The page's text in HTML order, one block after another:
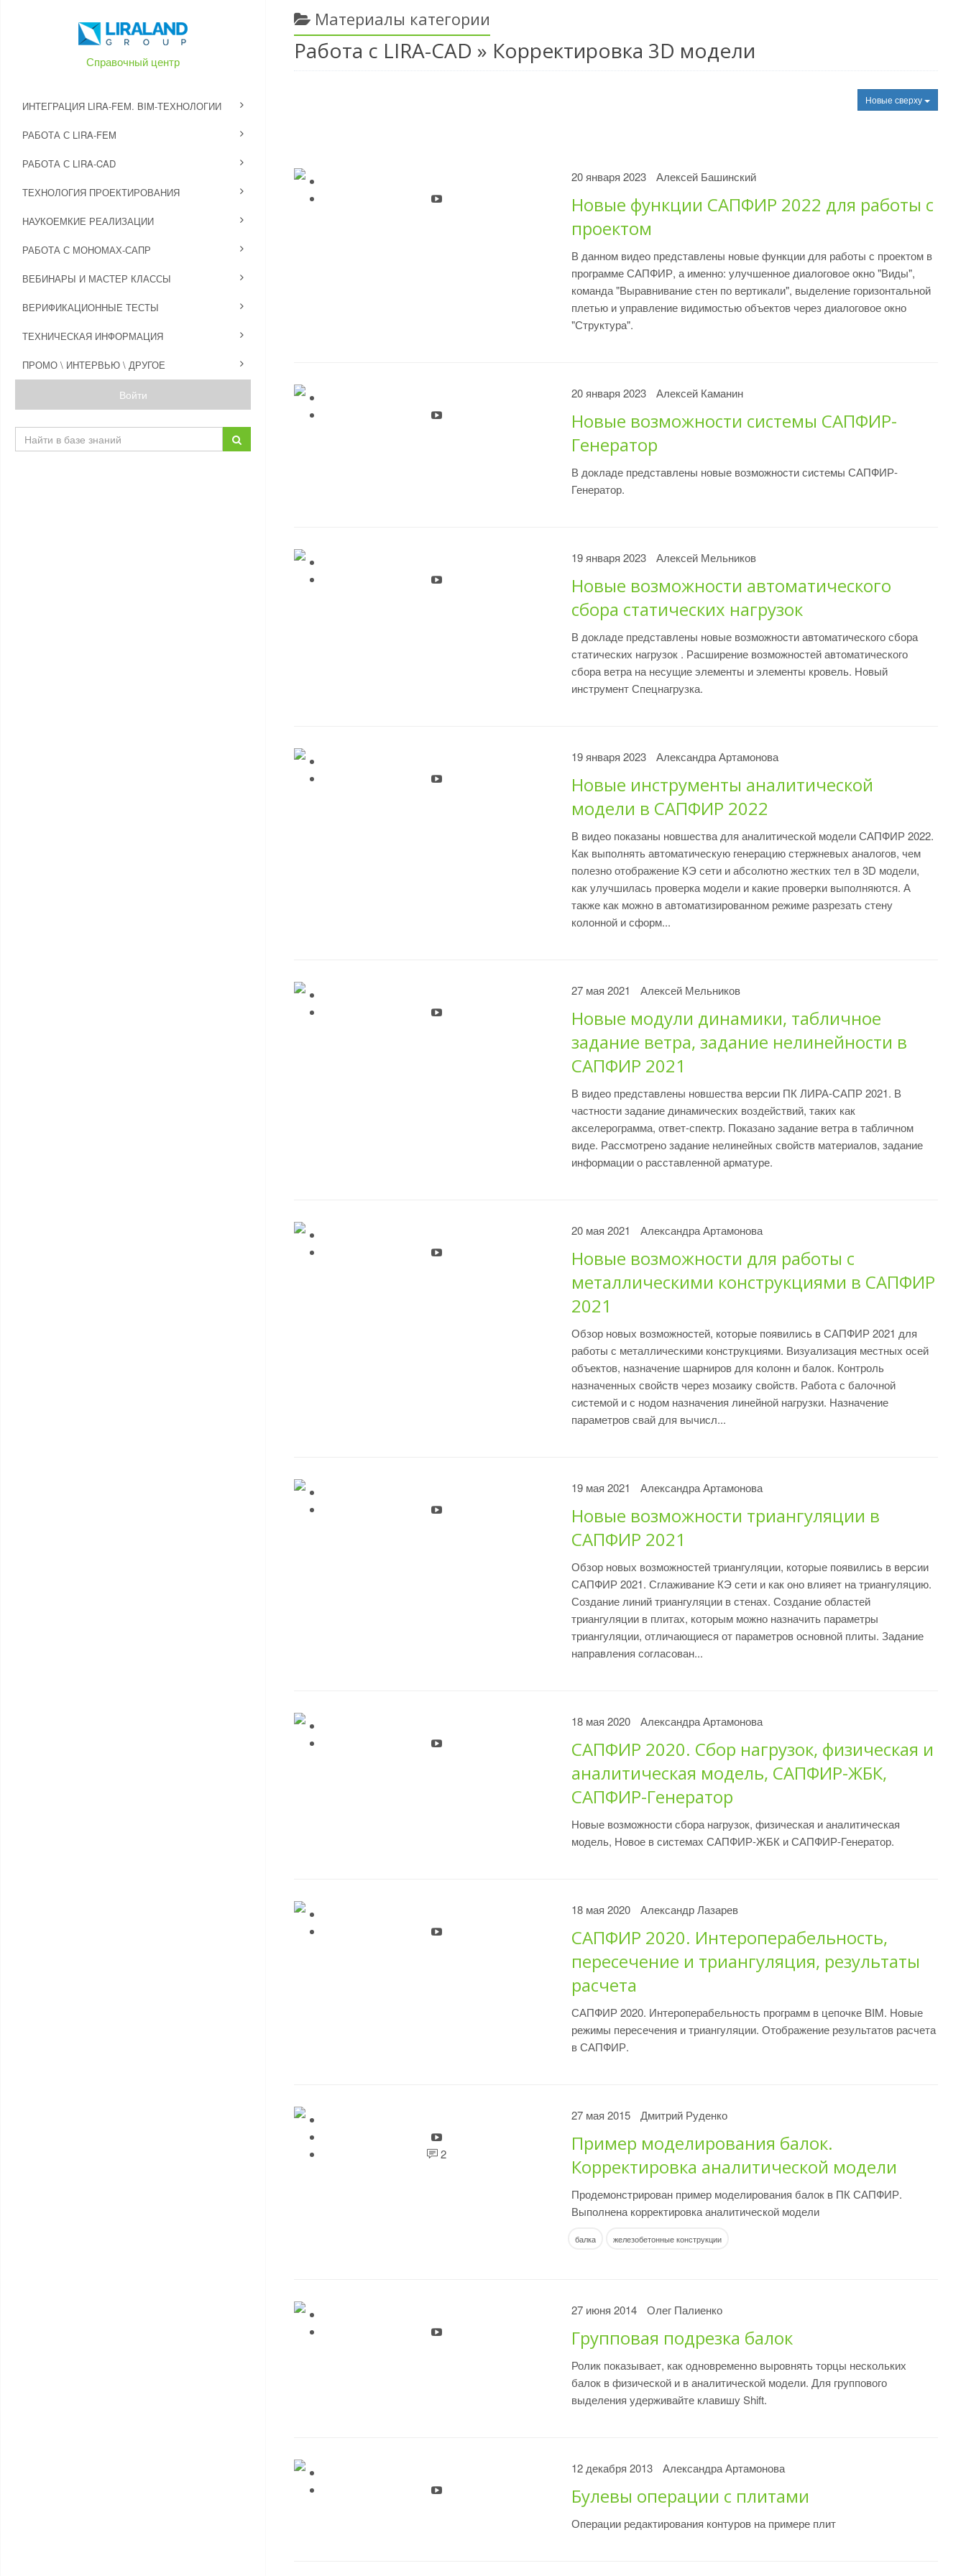
Справочный центр
ИНТЕГРАЦИЯ LIRA-FEM. BIM-ТЕХНОЛОГИИ
РАБОТА С LIRA-FEM
РАБОТА С LIRA-CAD
ТЕХНОЛОГИЯ ПРОЕКТИРОВАНИЯ
НАУКОЕМКИЕ РЕАЛИЗАЦИИ
РАБОТА С МОНОМАХ-САПР
ВЕБИНАРЫ И МАСТЕР КЛАССЫ
ВЕРИФИКАЦИОННЫЕ ТЕСТЫ
ТЕХНИЧЕСКАЯ ИНФОРМАЦИЯ
ПРОМО \ ИНТЕРВЬЮ \ ДРУГОЕ
Войти
Материалы категории
Работа с LIRA-CAD » Корректировка 3D модели
Новые сверху
20 января 2023 Алексей Башинский
Новые функции САПФИР 2022 для работы с
проектом
В данном видео представлены новые функции для работы с проектом в
программе САПФИР, а именно: улучшенное диалоговое окно "Виды",
команда "Выравнивание стен по вертикали", выделение горизонтальной
плетью и управление видимостью объектов через диалоговое окно
"Структура".
20 января 2023 Алексей Каманин
Новые возможности системы САПФИР-
Генератор
В докладе представлены новые возможности системы САПФИР-
Генератор.
19 января 2023 Алексей Мельников
Новые возможности автоматического
сбора статических нагрузок
В докладе представлены новые возможности автоматического сбора
статических нагрузок . Расширение возможностей автоматического
сбора ветра на несущие элементы и элементы кровель. Новый
инструмент Спецнагрузка.
19 января 2023 Александра Артамонова
Новые инструменты аналитической
модели в САПФИР 2022
В видео показаны новшества для аналитической модели САПФИР 2022.
Как выполнять автоматическую генерацию стержневых аналогов, чем
полезно отображение КЭ сети и абсолютно жестких тел в 3D модели,
как улучшилась проверка модели и какие проверки выполняются. А
также как можно в автоматизированном режиме разрезать стену
колонной и сформ...
27 мая 2021 Алексей Мельников
Новые модули динамики, табличное
задание ветра, задание нелинейности в
САПФИР 2021
В видео представлены новшества версии ПК ЛИРА-САПР 2021. В
частности задание динамических воздействий, таких как
акселерограмма, ответ-спектр. Показано задание ветра в табличном
виде. Рассмотрено задание нелинейных свойств материалов, задание
информации о расставленной арматуре.
20 мая 2021 Александра Артамонова
Новые возможности для работы с
металлическими конструкциями в САПФИР
2021
Обзор новых возможностей, которые появились в САПФИР 2021 для
работы с металлическими конструкциями. Визуализация местных осей
объектов, назначение шарниров для колонн и балок. Контроль
назначенных свойств через мозаику свойств. Работа с балочной
системой и с нодом назначения линейной нагрузки. Назначение
параметров свай для вычисл...
19 мая 2021 Александра Артамонова
Новые возможности триангуляции в
САПФИР 2021
Обзор новых возможностей триангуляции, которые появились в версии
САПФИР 2021. Сглаживание КЭ сети и как оно влияет на триангуляцию.
Создание линий триангуляции в стенах. Создание областей
триангуляции в плитах, которым можно назначить параметры
триангуляции, отличающиеся от параметров основной плиты. Задание
направления согласован...
18 мая 2020 Александра Артамонова
САПФИР 2020. Сбор нагрузок, физическая и
аналитическая модель, САПФИР-ЖБК,
САПФИР-Генератор
Новые возможности сбора нагрузок, физическая и аналитическая
модель, Новое в системах САПФИР-ЖБК и САПФИР-Генератор.
18 мая 2020 Александр Лазарев
САПФИР 2020. Интероперабельность,
пересечение и триангуляция, результаты
расчета
САПФИР 2020. Интероперабельность программ в цепочке BIM. Новые
режимы пересечения и триангуляции. Отображение результатов расчета
в САПФИР.
2
27 мая 2015 Дмитрий Руденко
Пример моделирования балок.
Корректировка аналитической модели
Продемонстрирован пример моделирования балок в ПК САПФИР.
Выполнена корректировка аналитической модели
балка железобетонные конструкции
27 июня 2014 Олег Палиенко
Групповая подрезка балок
Ролик показывает, как одновременно выровнять торцы нескольких
балок в физической и в аналитической модели. Для группового
выделения удерживайте клавишу Shift.
12 декабря 2013 Александра Артамонова
Булевы операции с плитами
Операции редактирования контуров на примере плит